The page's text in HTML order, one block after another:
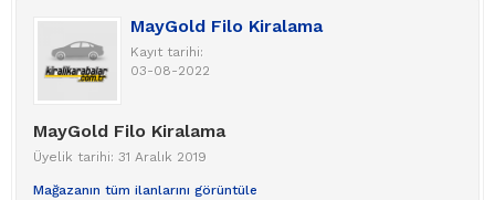
MayGold Filo Kiralama
Kayıt tarihi:
03-08-2022
MayGold Filo Kiralama
Üyelik tarihi: 31 Aralık 2019
Mağazanın tüm ilanlarını görüntüle